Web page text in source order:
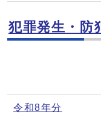
犯罪発生・防
令和8年分